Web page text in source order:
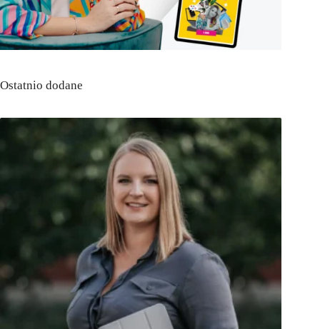
Ostatnio dodane